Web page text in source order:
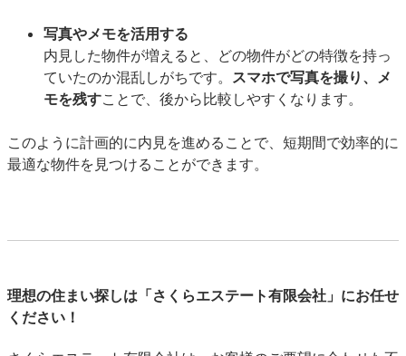
写真やメモを活用する
内見した物件が増えると、どの物件がどの特徴を持っ
ていたのか混乱しがちです。 スマホで写真を撮り、メ
モを残すことで、後から比較しやすくなります。
このように計画的に内見を進めることで、短期間で効率的に
最適な物件を見つけることができます。
理想の住まい探しは「さくらエステート有限会社」にお任せ
ください！